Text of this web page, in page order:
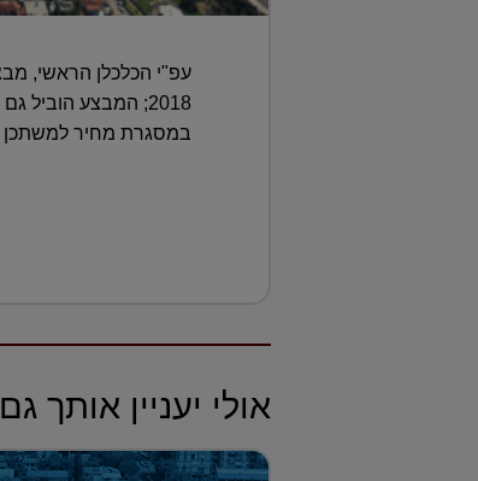
במסגרת מחיר למשתכן
אולי יעניין אותך גם